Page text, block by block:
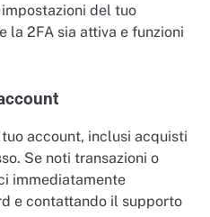
del tuo
la 2FA sia attiva e funzioni
tuo account, inclusi acquisti
Se noti transazioni o
immediatamente
e contattando il supporto